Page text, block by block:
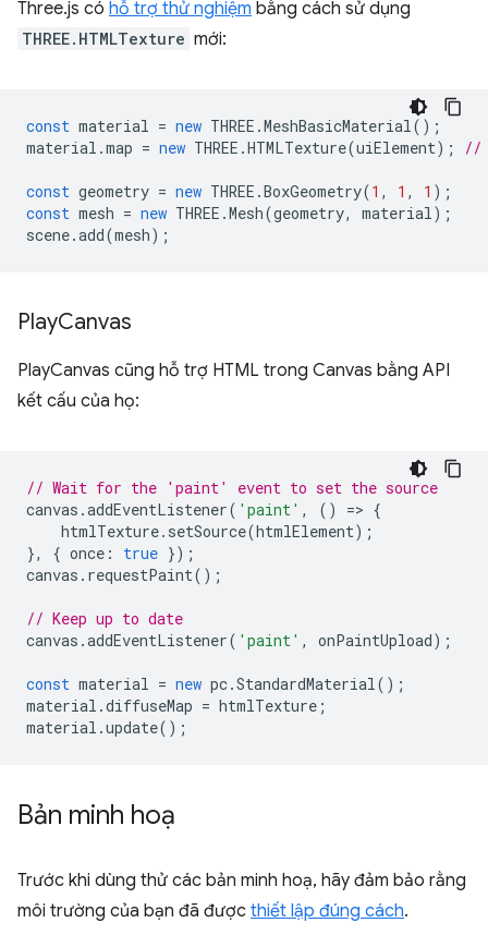
Three.js có hỗ trợ thử nghiệm bằng cách sử dụng
THREE.HTMLTexture mới:
const material = new THREE .MeshBasicMaterial();
material .map = new THREE .HTMLTexture(uiElement); //
const geometry = new THREE .BoxGeometry(1 , 1 , 1 );
const mesh = new THREE .Mesh(geometry, material);
scene.add(mesh);
PlayCanvas
PlayCanvas cũng hỗ trợ HTML trong Canvas bằng API
kết cấu của họ:
// Wait for the 'paint' event to set the source
canvas .addEventListener( 'paint' , () => {
htmlTexture. setSource(htmlElement);
},
{ once : true });
canvas . requestPaint();
// Keep up to date
canvas .addEventListener( 'paint' , onPaintUpload);
const material = new pc.StandardMaterial();
material .diffuseMap = htmlTexture ;
material .update();
Bản minh hoạ
Trước khi dùng thử các bản minh hoạ, hãy đảm bảo rằng
môi trường của bạn đã được thiết lập đúng cách.